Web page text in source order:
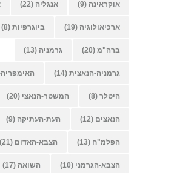
אוקראינה (9) אנגליה (22)
ארכיאולוגיה (19) ביוגרפיות (8)
ברה"מ (20) גרמניה (13)
גרמניה-הנאצית (14)
היטלר (8) המשטר-הנאצי (20)
הנאצים (12) העת-העתיקה (9)
הפלמ"ח (13) הצבא-האדום (21)
הצבא-הגרמני (10) השואה (17)